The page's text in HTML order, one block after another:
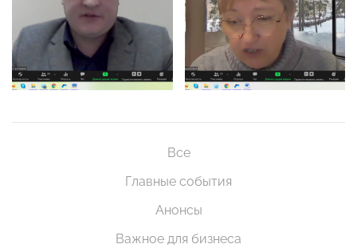
Все
Главные события
Анонсы
Важное для бизнеса